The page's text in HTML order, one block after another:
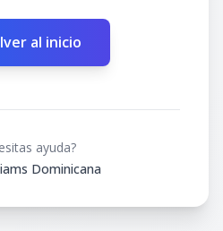
al inicio
ayuda?
Dominicana